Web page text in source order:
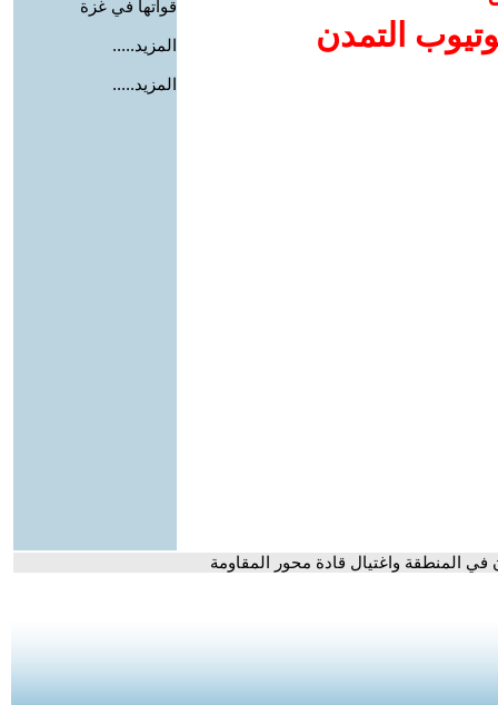
التمدن
قواتها في غزة
المزيد.....
المزيد.....
في المنطقة واغتيال قادة محور المقاومة